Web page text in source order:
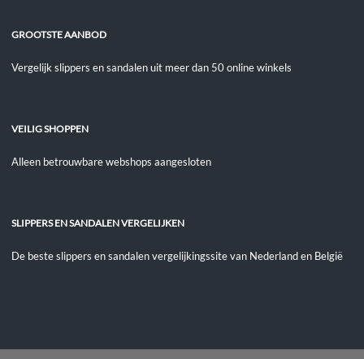
GROOTSTE AANBOD
Vergelijk slippers en sandalen uit meer dan 50 online winkels
VEILIG SHOPPEN
Alleen betrouwbare webshops aangesloten
SLIPPERS EN SANDALEN VERGELIJKEN
De beste slippers en sandalen vergelijkingssite van Nederland en België